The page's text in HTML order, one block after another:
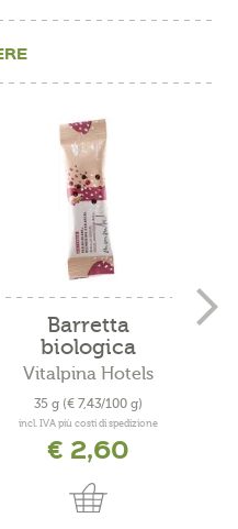
Barretta
biologica
Mirtilli...
Vitalpina Hotels
35 g (€ 7,43/100 g)
incl. IVA più costi di spedizione
€ 2,60